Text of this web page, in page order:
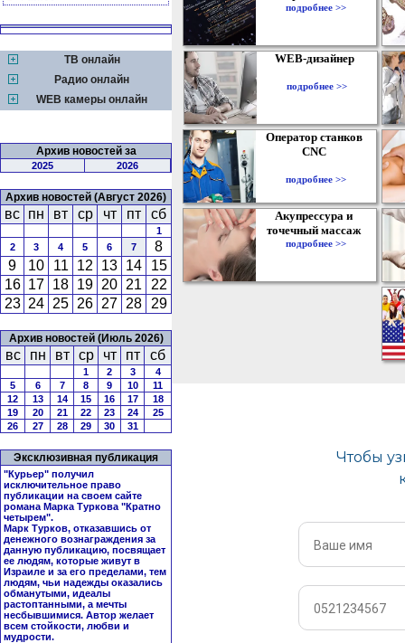
ТВ онлайн
Радио онлайн
WEB камеры онлайн
Архив новостей за
2025 2026
Архив новостей (Август 2026)
вс пн вт ср чт пт сб
1
2
3 4 5 6 7
8
9
10 11 12 13 14
15
16 17 18 19 20 21
22
23 24 25 26 27 28 29
Архив новостей (Июль 2026)
вс пн вт ср чт пт сб
1 2 3
4
5
6 7 8 9 10
11
12
13 14 15 16 17
18
19
20 21 22 23 24
25
26
27 28 29 30 31
Эксклюзивная публикация
"Курьер" получил
исключительное право
публикации на своем сайте
романа Марка Туркова "Кратно
четырем".
Марк Турков, отказавшись от
денежного вознаграждения за
данную публикацию, посвящает
ее людям, которые живут в
Израиле и за его пределами, тем
людям, чьи надежды оказались
обманутыми, идеалы
растоптанными, а мечты
несбывшимися. Автор желает
всем стойкости, любви и
мудрости.
подробнее >>
WEB-дизайнер
подробнее >>
Оператор станков
CNC
подробнее >>
Акупрессура и
точечный массаж
подробнее >>